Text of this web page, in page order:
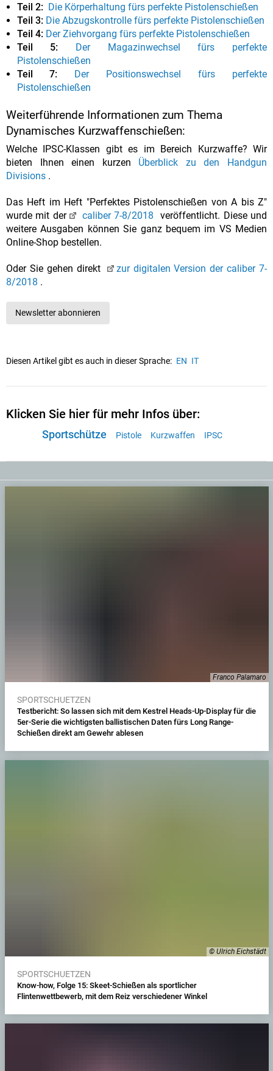
Teil 2: Die Körperhaltung fürs perfekte Pistolenschießen
Teil 3: Die Abzugskontrolle fürs perfekte Pistolenschießen
Teil 4: Der Ziehvorgang fürs perfekte Pistolenschießen
Teil 5:
Der Magazinwechsel fürs perfekte
Pistolenschießen
Teil 7:
Der Positionswechsel fürs perfekte
Pistolenschießen
Weiterführende Informationen zum Thema
Dynamisches Kurzwaffenschießen:
Welche IPSC-Klassen gibt es im Bereich Kurzwaffe? Wir
bieten Ihnen einen kurzen Überblick zu den Handgun
Divisions .
Das Heft im Heft "Perfektes Pistolenschießen von A bis Z"
wurde mit der
caliber 7-8/2018 veröffentlicht. Diese und
weitere Ausgaben können Sie ganz bequem im VS Medien
Online-Shop bestellen.
Oder Sie gehen direkt
zur digitalen Version der caliber 7-
8/2018 .
Newsletter abonnieren
Diesen Artikel gibt es auch in dieser Sprache: EN IT
Klicken Sie hier für mehr Infos über:
Sportschütze Pistole Kurzwaffen IPSC
Franco Palamaro
SPORTSCHUETZEN
Testbericht: So lassen sich mit dem Kestrel Heads-Up-Display für die
5er-Serie die wichtigsten ballistischen Daten fürs Long Range-
Schießen direkt am Gewehr ablesen
© Ulrich Eichstädt
SPORTSCHUETZEN
Know-how, Folge 15: Skeet-Schießen als sportlicher
Flintenwettbewerb, mit dem Reiz verschiedener Winkel